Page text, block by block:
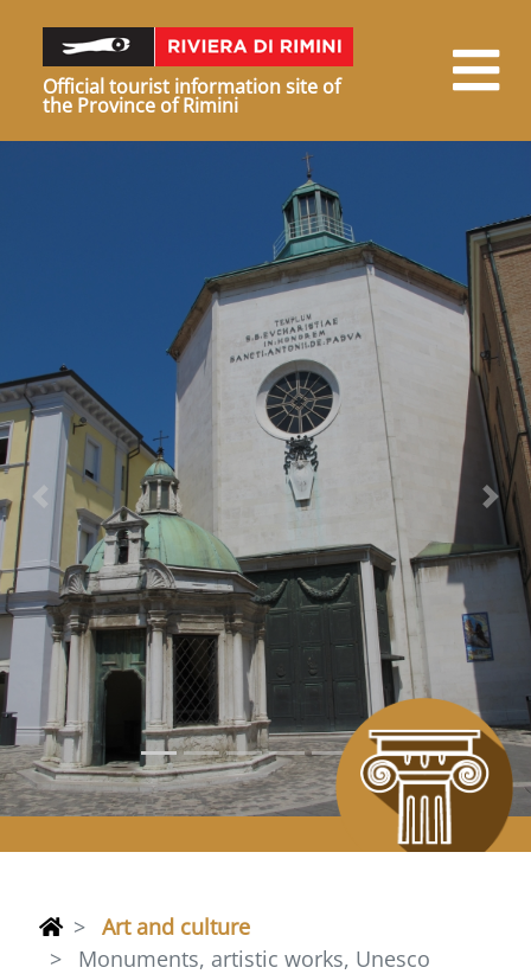
Official tourist information site of
the Province of Rimini
Previous
Art and culture
Monuments, artistic works, Unesco